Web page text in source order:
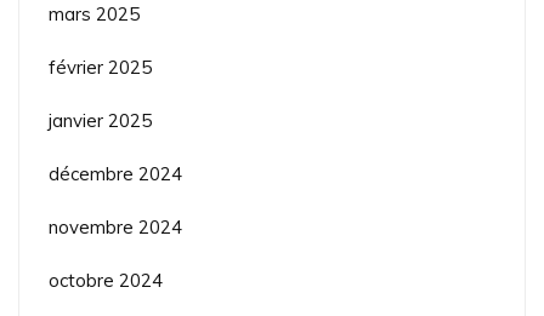
mars 2025
février 2025
janvier 2025
décembre 2024
novembre 2024
octobre 2024